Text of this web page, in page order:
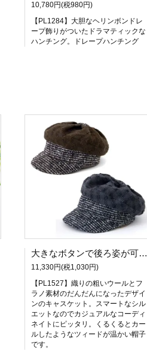
10,780円(税980円)
【PL1284】大胆なヘリンボンドレ
ープ飾りがついたドラマティックな
ハンチング。ドレープハンチング
大きなボタンで後ろ姿が可愛いキャスケット【ボタンキャスケット】レディース帽子 秋冬用 小顔 サイズ調整OK PL1529
11,330円(税1,030円)
【PL1527】織りの粗いウールとフ
ラノ素材のだんだんになったデザイ
ンのキャスケット。スマートなシル
エットなのでカジュアルなコーディ
ネイトにピッタリ。くるくるとカー
ルしたようなツィードが温かい帽子
です。